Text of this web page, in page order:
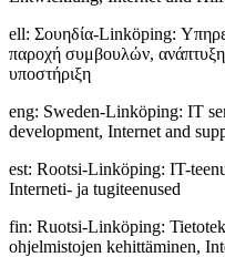
ell: Σουηδία-Linköping:
παροχή συμβουλών, ανάπτυξη
υποστήριξη
eng: Sweden-Linköping: IT
development, Internet and
est: Rootsi-Linköping: IT-
Interneti- ja tugiteenused
fin: Ruotsi-Linköping:
ohjelmistojen kehittäminen,